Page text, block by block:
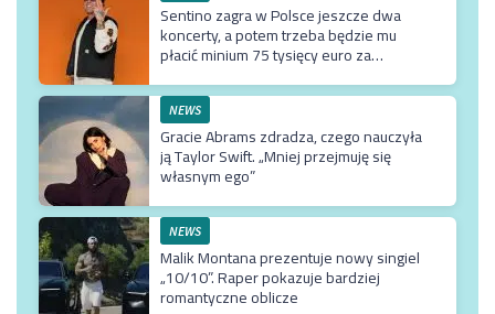
Sentino zagra w Polsce jeszcze dwa
koncerty, a potem trzeba będzie mu
płacić minium 75 tysięcy euro za
NEWS
Gracie Abrams zdradza, czego nauczyła
ją Taylor Swift. „Mniej przejmuję się
własnym ego”
NEWS
Malik Montana prezentuje nowy singiel
„10/10”. Raper pokazuje bardziej
romantyczne oblicze